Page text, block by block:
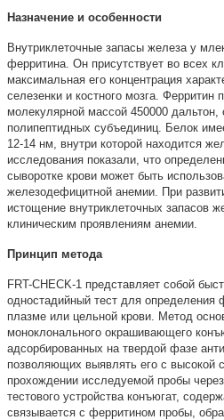
Назначение и особенности
Внутриклеточные запасы железа у
ферритина. Он присутствует во всех
максимальная его концентрация
селезенки и костного мозга. Ферритин
молекулярной массой 450000 дальтон,
полипептидных субъединиц. Белок
12-14 нм, внутри которой находится
исследования показали, что
сыворотке крови может быть
железодефицитной анемии. При
истощение внутриклеточных запасов
клиническим проявлениям анемии.
Принцип метода
FRT-CHECK-1 представляет собой
одностадийный тест для определения
плазме или цельной крови. Метод
моноклонального окрашивающего
адсорбированных на твердой фазе
позволяющих выявлять его с высокой
прохождении исследуемой пробы
тестового устройства конъюгат,
связывается с ферритином пробы,